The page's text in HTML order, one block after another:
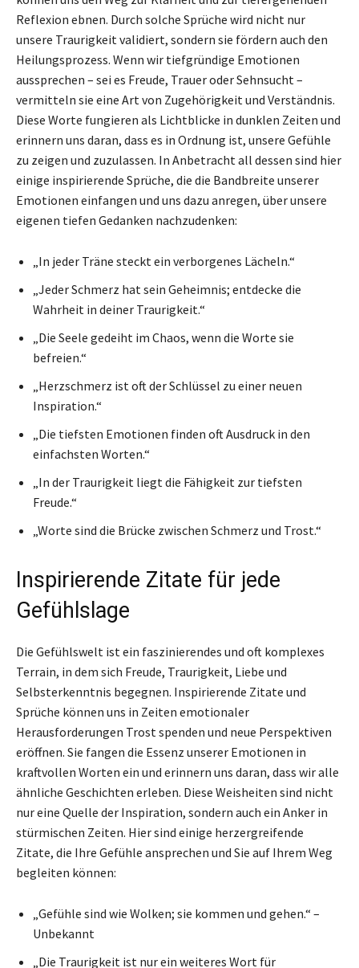
Reflexion ebnen. Durch solche Sprüche wird nicht nur
unsere Traurigkeit validiert, sondern sie fördern auch den
Heilungsprozess. Wenn wir tiefgründige Emotionen
aussprechen – sei es Freude, Trauer oder Sehnsucht –
vermitteln sie eine Art von Zugehörigkeit und Verständnis.
Diese Worte fungieren als Lichtblicke in dunklen Zeiten und
erinnern uns daran, dass es in Ordnung ist, unsere Gefühle
zu zeigen und zuzulassen. In Anbetracht all dessen sind hier
einige inspirierende Sprüche, die die Bandbreite unserer
Emotionen einfangen und uns dazu anregen, über unsere
eigenen tiefen Gedanken nachzudenken:
„In jeder Träne steckt ein verborgenes Lächeln.“
„Jeder Schmerz hat sein Geheimnis; entdecke die
Wahrheit in deiner Traurigkeit.“
„Die Seele gedeiht im Chaos, wenn die Worte sie
befreien.“
„Herzschmerz ist oft der Schlüssel zu einer neuen
Inspiration.“
„Die tiefsten Emotionen finden oft Ausdruck in den
einfachsten Worten.“
„In der Traurigkeit liegt die Fähigkeit zur tiefsten
Freude.“
„Worte sind die Brücke zwischen Schmerz und Trost.“
Inspirierende Zitate für jede
Gefühlslage
Die Gefühlswelt ist ein faszinierendes und oft komplexes
Terrain, in dem sich Freude, Traurigkeit, Liebe und
Selbsterkenntnis begegnen. Inspirierende Zitate und
Sprüche können uns in Zeiten emotionaler
Herausforderungen Trost spenden und neue Perspektiven
eröffnen. Sie fangen die Essenz unserer Emotionen in
kraftvollen Worten ein und erinnern uns daran, dass wir alle
ähnliche Geschichten erleben. Diese Weisheiten sind nicht
nur eine Quelle der Inspiration, sondern auch ein Anker in
stürmischen Zeiten. Hier sind einige herzergreifende
Zitate, die Ihre Gefühle ansprechen und Sie auf Ihrem Weg
begleiten können:
„Gefühle sind wie Wolken; sie kommen und gehen.“ –
Unbekannt
„Die Traurigkeit ist nur ein weiteres Wort für